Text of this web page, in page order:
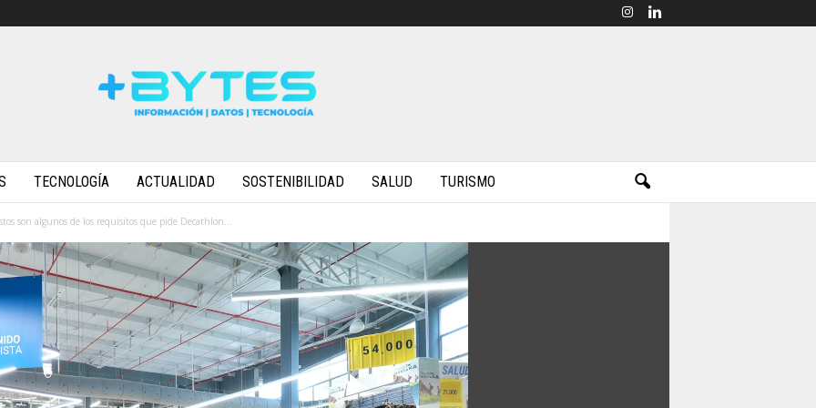
TECNOLOGÍA ACTUALIDAD SOSTENIBILIDAD SALUD TURISMO
son algunos de los requisitos que pide Decathlon...